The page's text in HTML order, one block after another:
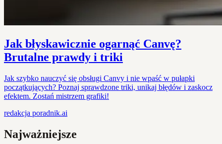
Jak błyskawicznie ogarnąć Canvę?
Brutalne prawdy i triki
Jak szybko nauczyć się obsługi Canvy i nie wpaść w pułapki
początkujących? Poznaj sprawdzone triki, unikaj błędów i zaskocz
efektem. Zostań mistrzem grafiki!
redakcja poradnik.ai
Najważniejsze